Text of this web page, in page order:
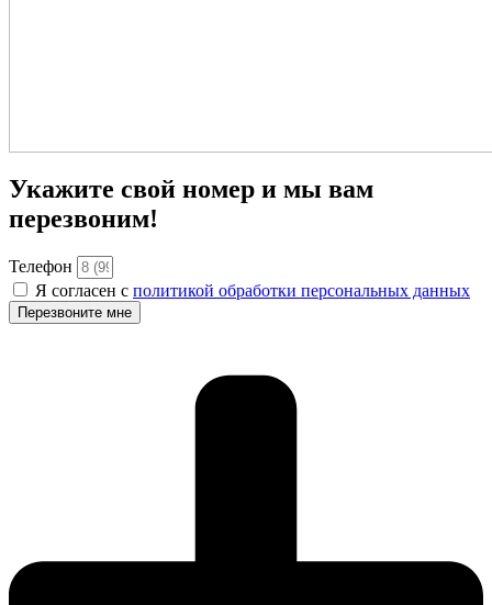
Укажите свой номер и мы вам
перезвоним!
Телефон
Я согласен с политикой обработки персональных данных
Перезвоните мне